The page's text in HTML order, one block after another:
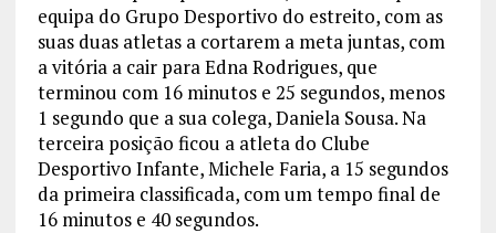
equipa do Grupo Desportivo do estreito, com as
suas duas atletas a cortarem a meta juntas, com
a vitória a cair para Edna Rodrigues, que
terminou com 16 minutos e 25 segundos, menos
1 segundo que a sua colega, Daniela Sousa. Na
terceira posição ficou a atleta do Clube
Desportivo Infante, Michele Faria, a 15 segundos
da primeira classificada, com um tempo final de
16 minutos e 40 segundos.